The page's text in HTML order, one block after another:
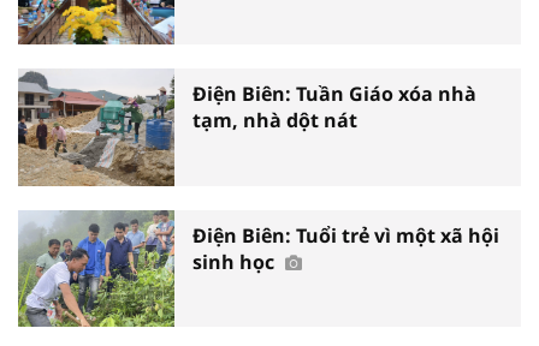
Điện Biên: Tuần Giáo xóa nhà
tạm, nhà dột nát
Điện Biên: Tuổi trẻ vì một xã hội
sinh học